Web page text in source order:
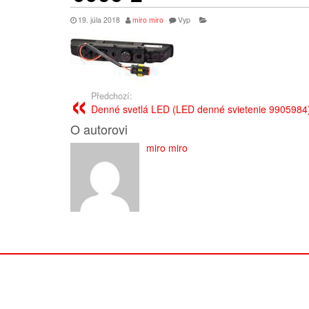
19. júla 2018 miro miro Vyp
Předchozí:
Denné svetlá LED (LED denné svietenie
O autorovi
miro miro